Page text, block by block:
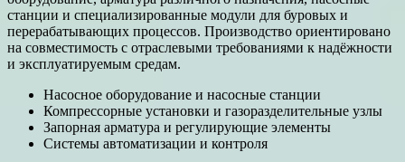
станции и специализированные модули для буровых и
перерабатывающих процессов. Производство ориентировано
на совместимость с отраслевыми требованиями к надёжности
и эксплуатируемым средам.
Насосное оборудование и насосные станции
Компрессорные установки и газоразделительные узлы
Запорная арматура и регулирующие элементы
Системы автоматизации и контроля